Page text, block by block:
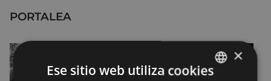
PORTALEA
×
Ese sitio web utiliza cookies